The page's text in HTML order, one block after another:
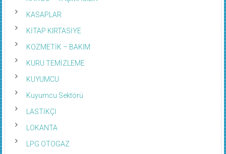
KARGO – TAŞIMACILIK
KASAPLAR
KİTAP KIRTASİYE
KOZMETİK – BAKIM
KURU TEMİZLEME
KUYUMCU
Kuyumcu Sektörü
LASTİKÇİ
LOKANTA
LPG OTOGAZ